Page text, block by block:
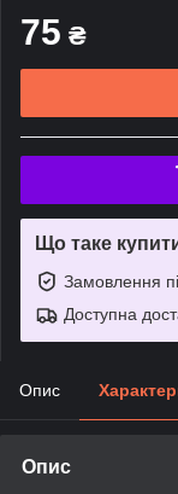
75 ₴
Що таке
Замовлення
Доступна
Опис
Опис